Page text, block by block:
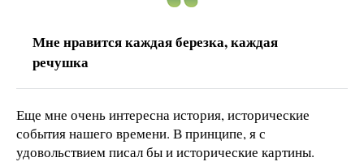
Мне нравится каждая березка, каждая
речушка
Еще мне очень интересна история, исторические
события нашего времени. В принципе, я с
удовольствием писал бы и исторические картины.